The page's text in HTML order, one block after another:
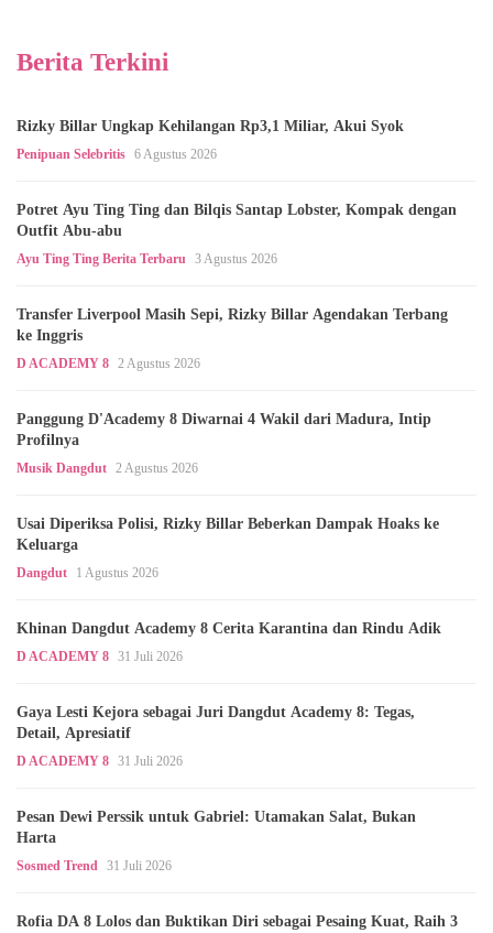
Berita Terkini
Rizky Billar Ungkap Kehilangan Rp3,1 Miliar, Akui Syok
Penipuan Selebritis 6 Agustus 2026
Potret Ayu Ting Ting dan Bilqis Santap Lobster, Kompak dengan
Outfit Abu-abu
Ayu Ting Ting Berita Terbaru 3 Agustus 2026
Transfer Liverpool Masih Sepi, Rizky Billar Agendakan Terbang
ke Inggris
D ACADEMY 8 2 Agustus 2026
Panggung D'Academy 8 Diwarnai 4 Wakil dari Madura, Intip
Profilnya
Musik Dangdut 2 Agustus 2026
Usai Diperiksa Polisi, Rizky Billar Beberkan Dampak Hoaks ke
Keluarga
Dangdut 1 Agustus 2026
Khinan Dangdut Academy 8 Cerita Karantina dan Rindu Adik
D ACADEMY 8 31 Juli 2026
Gaya Lesti Kejora sebagai Juri Dangdut Academy 8: Tegas,
Detail, Apresiatif
D ACADEMY 8 31 Juli 2026
Pesan Dewi Perssik untuk Gabriel: Utamakan Salat, Bukan
Harta
Sosmed Trend 31 Juli 2026
Rofia DA 8 Lolos dan Buktikan Diri sebagai Pesaing Kuat, Raih 3